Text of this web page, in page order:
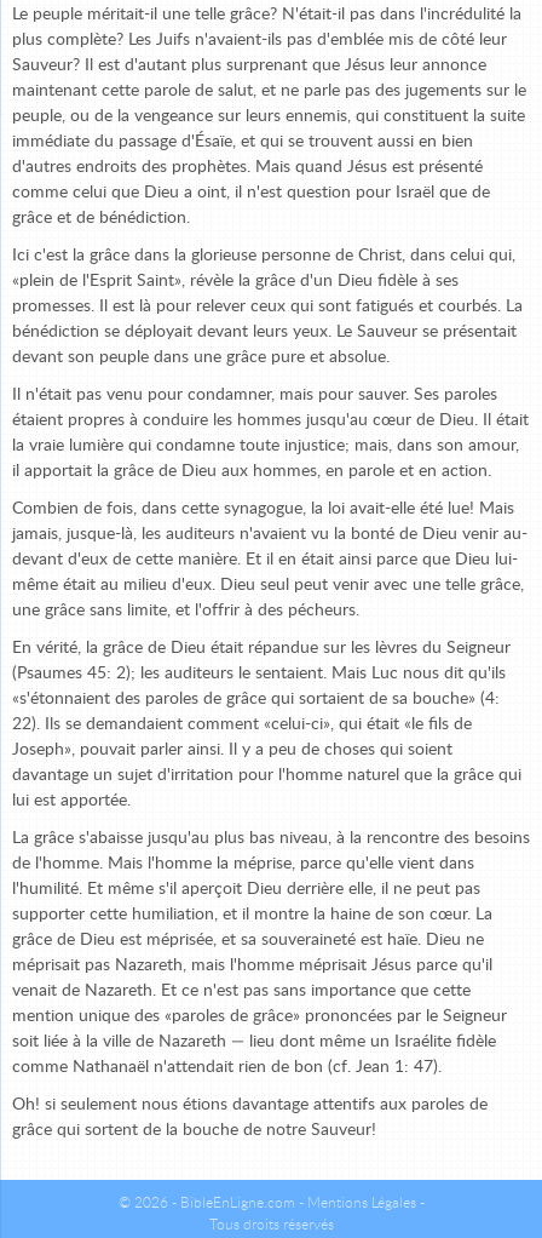
Le peuple méritait-il une telle grâce? N'était-il pas dans l'incrédulité la
plus complète? Les Juifs n'avaient-ils pas d'emblée mis de côté leur
Sauveur? Il est d'autant plus surprenant que Jésus leur annonce
maintenant cette parole de salut, et ne parle pas des jugements sur le
peuple, ou de la vengeance sur leurs ennemis, qui constituent la suite
immédiate du passage d'Ésaïe, et qui se trouvent aussi en bien
d'autres endroits des prophètes. Mais quand Jésus est présenté
comme celui que Dieu a oint, il n'est question pour Israël que de
grâce et de bénédiction.
Ici c'est la grâce dans la glorieuse personne de Christ, dans celui qui,
«plein de l'Esprit Saint», révèle la grâce d'un Dieu fidèle à ses
promesses. Il est là pour relever ceux qui sont fatigués et courbés. La
bénédiction se déployait devant leurs yeux. Le Sauveur se présentait
devant son peuple dans une grâce pure et absolue.
Il n'était pas venu pour condamner, mais pour sauver. Ses paroles
étaient propres à conduire les hommes jusqu'au cœur de Dieu. Il était
la vraie lumière qui condamne toute injustice; mais, dans son amour,
il apportait la grâce de Dieu aux hommes, en parole et en action.
Combien de fois, dans cette synagogue, la loi avait-elle été lue! Mais
jamais, jusque-là, les auditeurs n'avaient vu la bonté de Dieu venir au-
devant d'eux de cette manière. Et il en était ainsi parce que Dieu lui-
même était au milieu d'eux. Dieu seul peut venir avec une telle grâce,
une grâce sans limite, et l'offrir à des pécheurs.
En vérité, la grâce de Dieu était répandue sur les lèvres du Seigneur
(Psaumes 45: 2); les auditeurs le sentaient. Mais Luc nous dit qu'ils
«s'étonnaient des paroles de grâce qui sortaient de sa bouche» (4:
22). Ils se demandaient comment «celui-ci», qui était «le fils de
Joseph», pouvait parler ainsi. Il y a peu de choses qui soient
davantage un sujet d'irritation pour l'homme naturel que la grâce qui
lui est apportée.
La grâce s'abaisse jusqu'au plus bas niveau, à la rencontre des besoins
de l'homme. Mais l'homme la méprise, parce qu'elle vient dans
l'humilité. Et même s'il aperçoit Dieu derrière elle, il ne peut pas
supporter cette humiliation, et il montre la haine de son cœur. La
grâce de Dieu est méprisée, et sa souveraineté est haïe. Dieu ne
méprisait pas Nazareth, mais l'homme méprisait Jésus parce qu'il
venait de Nazareth. Et ce n'est pas sans importance que cette
mention unique des «paroles de grâce» prononcées par le Seigneur
soit liée à la ville de Nazareth — lieu dont même un Israélite fidèle
comme Nathanaël n'attendait rien de bon (cf. Jean 1: 47).
Oh! si seulement nous étions davantage attentifs aux paroles de
grâce qui sortent de la bouche de notre Sauveur!
© 2026 - BibleEnLigne.com - Mentions Légales-
Tous droits réservés